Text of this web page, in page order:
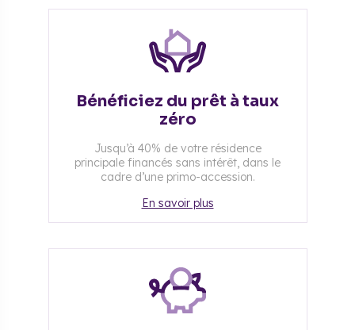
Bénéficiez du prêt à taux
zéro
Jusqu’à 40% de votre résidence
principale financés sans intérêt, dans le
cadre d’une primo-accession.
En savoir plus